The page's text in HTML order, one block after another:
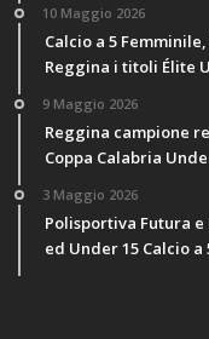
10 Maggio 2026
Calcio a 5
Reggina i titoli Élite
9 Maggio 2026
Reggina campione
Coppa Calabria
3 Maggio 2026
Polisportiva Futura
ed Under 15 Calcio a